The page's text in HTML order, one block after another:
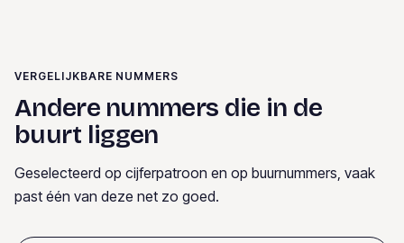
VERGELIJKBARE NUMMERS
Andere nummers die in de
buurt liggen
Geselecteerd op cijferpatroon en op buurnummers, vaak
past één van deze net zo goed.